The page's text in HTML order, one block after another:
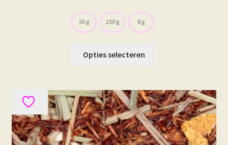
50 g 250 g 8 g
Opties selecteren
variaties.
Deze
optie
kan